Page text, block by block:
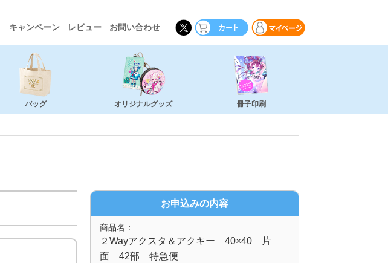
キャンペーン レビュー お問い合わせ
バッグ オリジナルグッズ 冊子印刷
お申込みの内容
商品名：
２Wayアクスタ＆アクキー 40×40 片
面 42部 特急便